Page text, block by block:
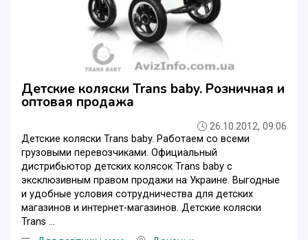
Детские коляски Trans baby. Розничная и
оптовая продажа
26.10.2012, 09:06
Детские коляски Trans baby. Работаем со всеми
грузовыми перевозчиками. Официальный
дистрибьютор детских колясок Trans baby с
эксклюзивным правом продажи на Украине. Выгодные
и удобные условия сотрудничества для детских
магазинов и интернет-магазинов. Детские коляски
Trans ...